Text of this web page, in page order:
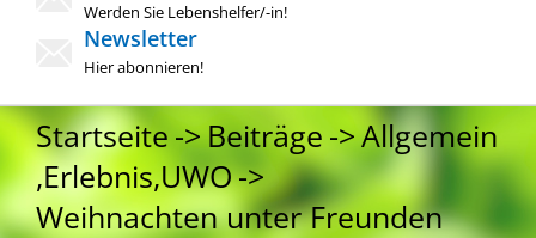
Werden Sie Lebenshelfer/-in!
Newsletter
Hier abonnieren!
Startseite Beiträge
Allgemein
,Erlebnis,UWO
Weihnachten unter Freunden